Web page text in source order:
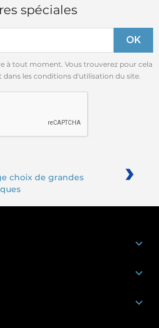
spéciales
à tout moment. Vous trouverez pour cela
les conditions d'utilisation du site.
choix de grandes
›


